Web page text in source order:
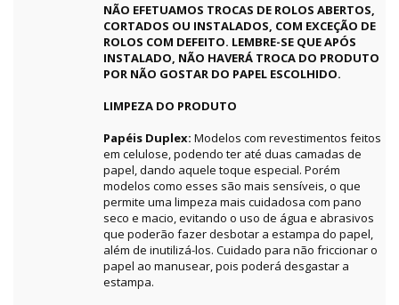
NÃO EFETUAMOS TROCAS DE ROLOS ABERTOS,
CORTADOS OU INSTALADOS, COM EXCEÇÃO DE
ROLOS COM DEFEITO. LEMBRE-SE QUE APÓS
INSTALADO, NÃO HAVERÁ TROCA DO PRODUTO
POR NÃO GOSTAR DO PAPEL ESCOLHIDO.
LIMPEZA DO PRODUTO
Papéis Duplex: Modelos com revestimentos feitos
em celulose, podendo ter até duas camadas de
papel, dando aquele toque especial. Porém
modelos como esses são mais sensíveis, o que
permite uma limpeza mais cuidadosa com pano
seco e macio, evitando o uso de água e abrasivos
que poderão fazer desbotar a estampa do papel,
além de inutilizá-los. Cuidado para não friccionar o
papel ao manusear, pois poderá desgastar a
estampa.